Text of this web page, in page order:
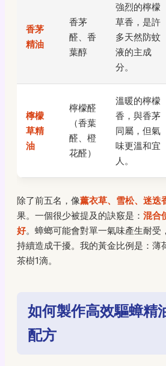
香茅
精油
香茅
醛、香
葉醇
強烈的檸檬
草香，是許
多天然防蚊
液的主成
分。
檸檬
草精
油
檸檬醛
（香葉
醛、橙
花醛）
溫暖的檸檬
香，與香茅
同屬，但氣
味更溫和宜
人。
除了前五名，像薰衣草、雪松、迷迭
果。一個很少被提及的訣竅是： 混合
好。蟑螂可能會對單一氣味產生耐受
持續造成干擾。我的黃金比例是：
茶樹1滴。
如何製作高效驅蟑精
配方